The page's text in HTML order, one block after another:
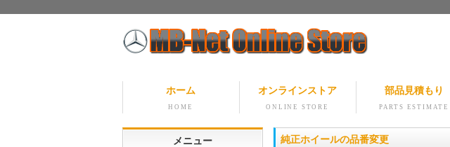
ホーム
HOME
オンラインストア
ONLINE STORE
部品見積もり
PARTS ESTIMATE
純正ホイールの品番変更
メニュー